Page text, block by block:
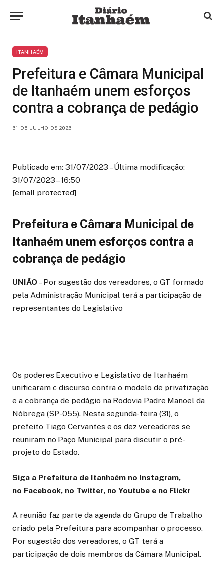
ITANHAÉM
Prefeitura e Câmara Municipal
de Itanhaém unem esforços
contra a cobrança de pedágio
31 DE JULHO DE 2023
Publicado em: 31/07/2023 – Última modificação:
31/07/2023 – 16:50
[email protected]
Prefeitura e Câmara Municipal de
Itanhaém unem esforços contra a
cobrança de pedágio
UNIÃO– Por sugestão dos vereadores, o GT formado
pela Administração Municipal terá a participação de
representantes do Legislativo
Os poderes Executivo e Legislativo de Itanhaém
unificaram o discurso contra o modelo de privatização
e a cobrança de pedágio na Rodovia Padre Manoel da
Nóbrega (SP-055). Nesta segunda-feira (31), o
prefeito Tiago Cervantes e os dez vereadores se
reuniram no Paço Municipal para discutir o pré-
projeto do Estado.
Siga a Prefeitura de Itanhaém no Instagram,
no Facebook, no Twitter, no Youtube e no Flickr
A reunião faz parte da agenda do Grupo de Trabalho
criado pela Prefeitura para acompanhar o processo.
Por sugestão dos vereadores, o GT terá a
participação de dois membros da Câmara Municipal.